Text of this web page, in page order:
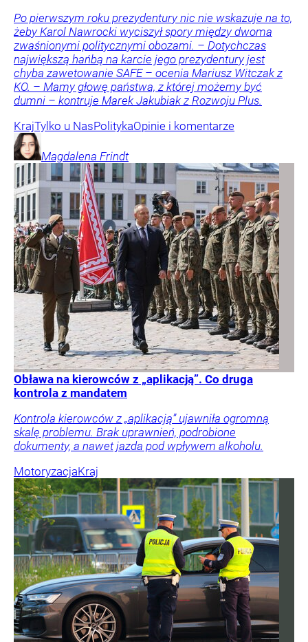
Po pierwszym roku prezydentury nic nie wskazuje na to,
żeby Karol Nawrocki wyciszył spory między dwoma
zwaśnionymi politycznymi obozami. – Dotychczas
największą hańbą na karcie jego prezydentury jest
chyba zawetowanie SAFE – ocenia Mariusz Witczak z
KO. – Mamy głowę państwa, z której możemy być
dumni – kontruje Marek Jakubiak z Rozwoju Plus.
KrajTylko u NasPolitykaOpinie i komentarze
Magdalena Frindt
Obława na kierowców z „aplikacją”. Co druga
kontrola z mandatem
Kontrola kierowców z „aplikacją” ujawniła ogromną
skalę problemu. Brak uprawnień, podrobione
dokumenty, a nawet jazda pod wpływem alkoholu.
MotoryzacjaKraj